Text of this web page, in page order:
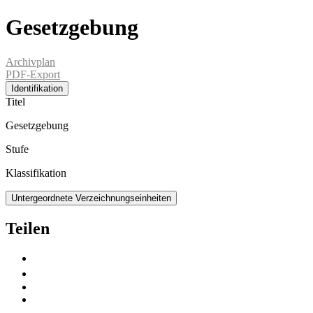
Gesetzgebung
Archivplan
PDF-Export
Identifikation
Titel
Gesetzgebung
Stufe
Klassifikation
Untergeordnete Verzeichnungseinheiten
Teilen